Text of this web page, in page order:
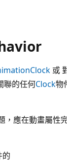
或
聯的任何Clock物
，應在動畫屬性
的